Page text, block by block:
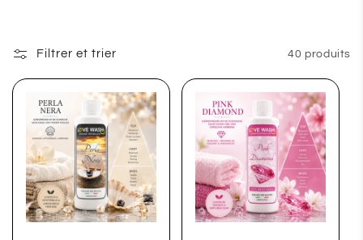
Filtrer et trier 40 produits